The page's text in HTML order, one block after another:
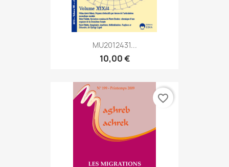
MU2012431...
10,00 €
favorite_border